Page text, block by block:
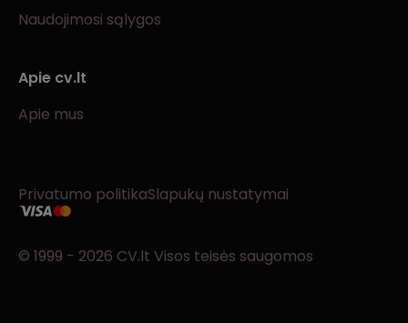
Naudojimosi sąlygos
Apie cv.lt
Apie mus
Privatumo politikaSlapukų nustatymai
© 1999 - 2026 CV.lt Visos teisės saugomos